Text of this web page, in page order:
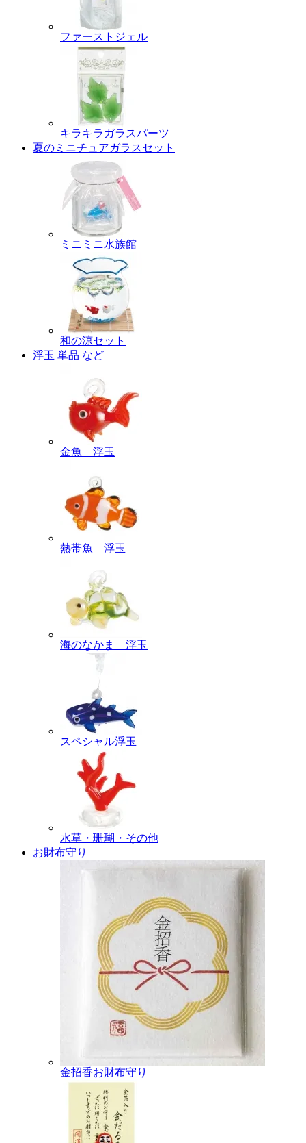
ファーストジェル
キラキラガラスパーツ
夏のミニチュアガラスセット
ミニミニ水族館
和の涼セット
浮玉 単品 など
金魚 浮玉
熱帯魚 浮玉
海のなかま 浮玉
スペシャル浮玉
水草・珊瑚・その他
お財布守り
金招香お財布守り